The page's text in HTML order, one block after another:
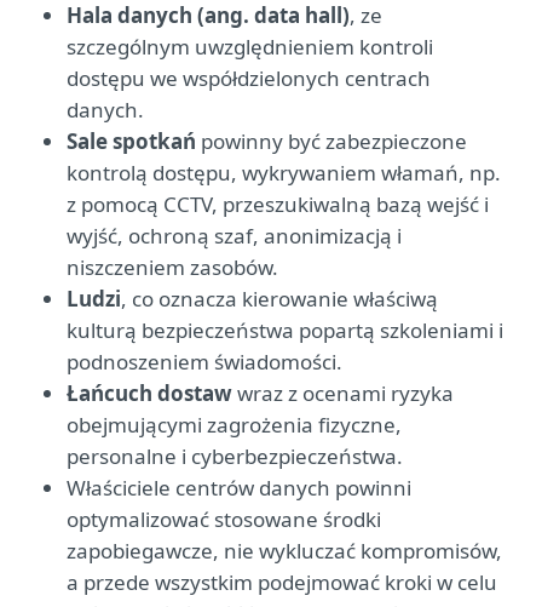
Hala danych (ang. data hall), ze
szczególnym uwzględnieniem kontroli
dostępu we współdzielonych centrach
danych.
Sale spotkań powinny być zabezpieczone
kontrolą dostępu, wykrywaniem włamań, np.
z pomocą CCTV, przeszukiwalną bazą wejść i
wyjść, ochroną szaf, anonimizacją i
niszczeniem zasobów.
Ludzi, co oznacza kierowanie właściwą
kulturą bezpieczeństwa popartą szkoleniami i
podnoszeniem świadomości.
Łańcuch dostawwraz z ocenami ryzyka
obejmującymi zagrożenia fizyczne,
personalne i cyberbezpieczeństwa.
Właściciele centrów danych powinni
optymalizować stosowane środki
zapobiegawcze, nie wykluczać kompromisów,
a przede wszystkim podejmować kroki w celu